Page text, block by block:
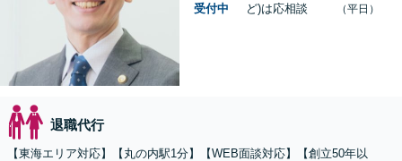
受付中
ど)は応相談
（平日）
退職代行
【東海エリア対応】【丸の内駅1分】【WEB面談対応】【創立50年以